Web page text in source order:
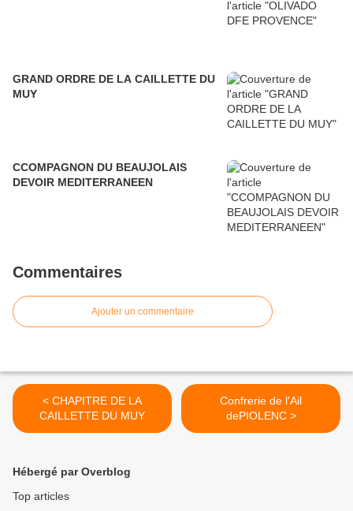
GRAND ORDRE DE LA CAILLETTE DU
MUY
CCOMPAGNON DU BEAUJOLAIS
DEVOIR MEDITERRANEEN
Commentaires
Ajouter un commentaire
< CHAPITRE DE LA
CAILLETTE DU MUY
Confrerie de l'Ail
dePIOLENC >
Hébergé par Overblog
Top articles